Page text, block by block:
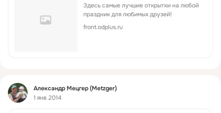
Здесь самые лучшие открытки на любой
праздник для любимых друзей!
front.odplus.ru
Фид
Александр Мецгер (Metzger)
1 янв 2014